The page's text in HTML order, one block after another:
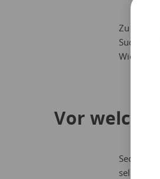
Zu
Suche
Vor
Secret
selbst.